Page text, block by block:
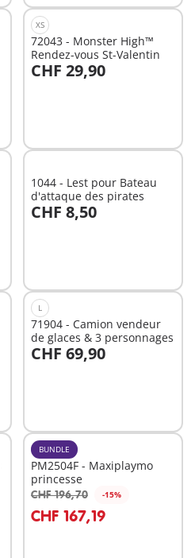
XS
72043 - Monster High™
Rendez-vous St-Valentin
CHF 29,90
Au panier
1044 - Lest pour Bateau
d'attaque des pirates
CHF 8,50
Au panier
L
71904 - Camion vendeur
de glaces & 3 personnages
CHF 69,90
Au panier
BUNDLE
PM2504F - Maxiplaymo
princesse
CHF 196,70 -15%
CHF 167,19
Au panier